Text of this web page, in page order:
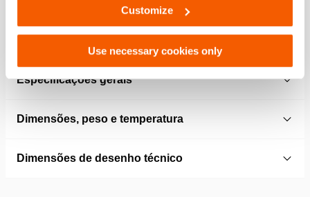
Customize
Use necessary cookies only
Especificações gerais
Dimensões, peso e temperatura
Dimensões de desenho técnico